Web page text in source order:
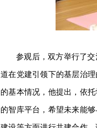
参观后，双方举行了
道在党建引领下的基层治
的基本情况，他提出，依
的智库平台，希望未来能